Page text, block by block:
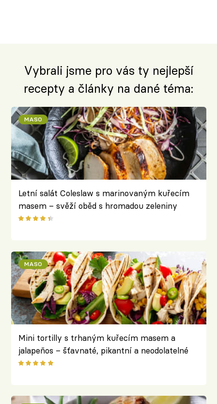
Vybrali jsme pro vás ty nejlepší
recepty a články na dané téma:
MASO
Letní salát Coleslaw s marinovaným kuřecím
masem – svěží oběd s hromadou zeleniny
MASO
Mini tortilly s trhaným kuřecím masem a
jalapeños – šťavnaté, pikantní a neodolatelné